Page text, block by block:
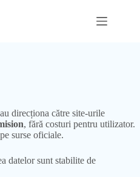
direcționa către site-urile
, fără costuri pentru utilizator.
surse oficiale.
datelor sunt stabilite de